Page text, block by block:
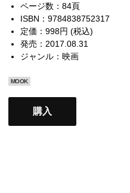
ページ数：84頁
ISBN：9784838752317
定価：998円 (税込)
発売：2017.08.31
ジャンル： 映画
MOOK
購入